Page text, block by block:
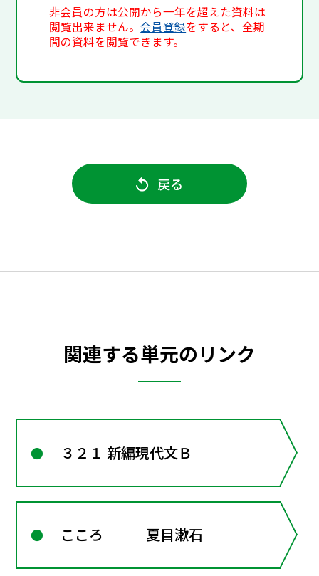
非会員の方は公開から一年を超えた資料は
閲覧出来ません。会員登録をすると、全期
間の資料を閲覧できます。
戻る
関連する単元のリンク
３２１ 新編現代文Ｂ
こころ 夏目漱石